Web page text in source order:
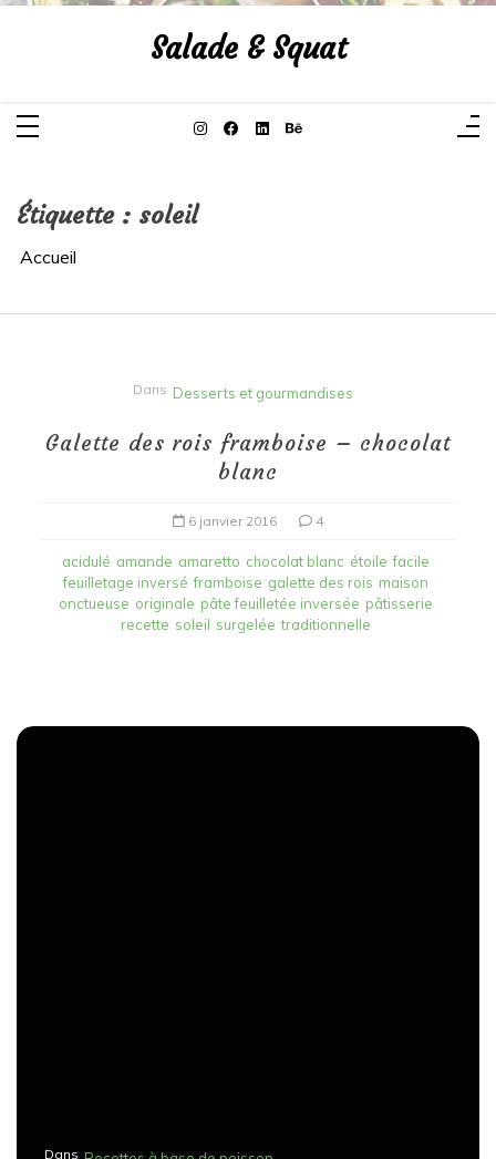
Aller
Salade & Squat
Étiquette : soleil
Accueil
Dans Desserts et gourmandises
Galette des rois framboise – chocolat
blanc
6 janvier 2016 4
acidulé amande amaretto chocolat blanc étoile facile
feuilletage inversé framboise galette des rois maison
onctueuse originale pâte feuilletée inversée pâtisserie
recette soleil surgelée traditionnelle
Dans